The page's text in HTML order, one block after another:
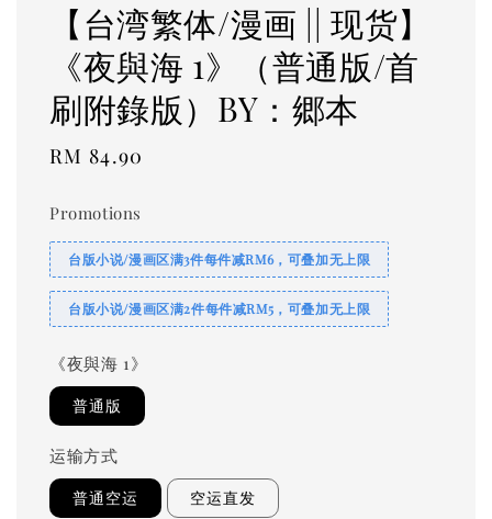
【台湾繁体/漫画 || 现货】
《夜與海 1》（普通版/首
刷附錄版）BY：郷本
Regular
RM 84.90
Promotions
台版小说/漫画区满3件每件减RM6，可叠加无上限
台版小说/漫画区满2件每件减RM5，可叠加无上限
《夜與海 1》
普通版
运输方式
普通空运 空运直发